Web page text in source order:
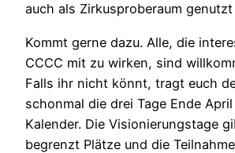
auch als Zirkusproberaum
Kommt gerne dazu. Alle, die
CCCC mit zu wirken, sind
Falls ihr nicht könnt, tragt euch
schonmal die drei Tage Ende
Kalender. Die Visionierungstage
begrenzt Plätze und die